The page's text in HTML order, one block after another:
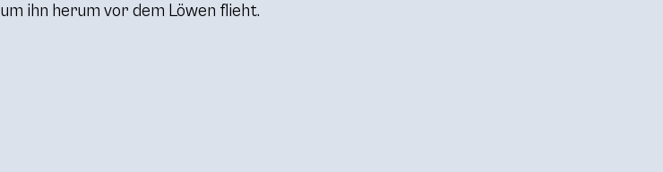
um ihn herum vor dem Löwen flieht.